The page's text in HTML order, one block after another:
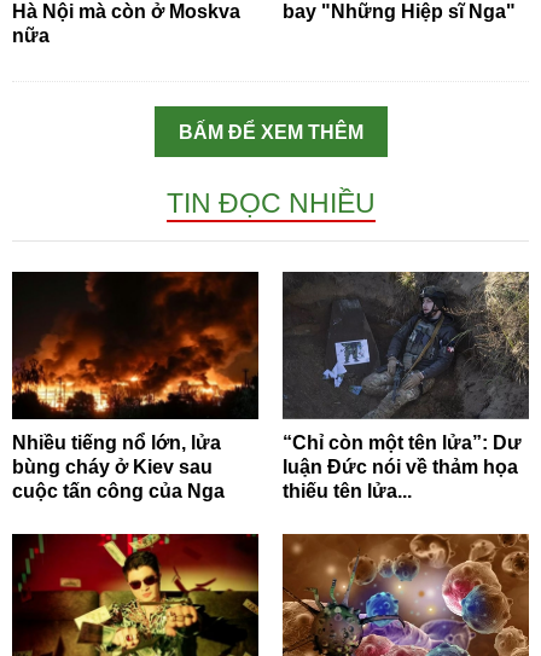
Hà Nội mà còn ở Moskva
nữa
bay "Những Hiệp sĩ Nga"
BẤM ĐỂ XEM THÊM
TIN ĐỌC NHIỀU
Nhiều tiếng nổ lớn, lửa
bùng cháy ở Kiev sau
cuộc tấn công của Nga
“Chỉ còn một tên lửa”: Dư
luận Đức nói về thảm họa
thiếu tên lửa...